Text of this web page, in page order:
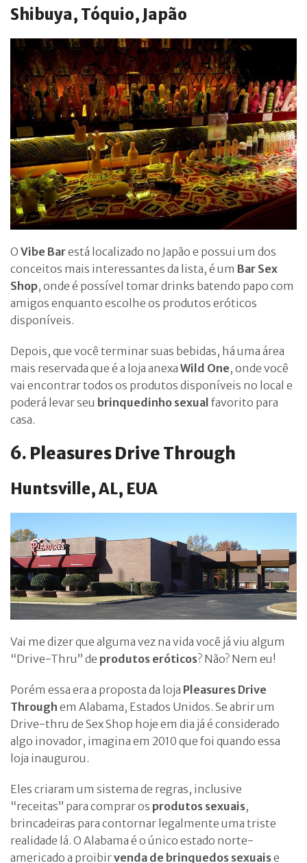
Shibuya, Tóquio, Japão
O Vibe Barestá localizado no Japão e possui um dos
conceitos mais interessantes da lista, é um Bar Sex
Shop, onde é possível tomar drinks batendo papo com
amigos enquanto escolhe os produtos eróticos
disponíveis.
Depois, que você terminar suas bebidas, há uma área
mais reservada que é a loja anexa Wild One, onde você
vai encontrar todos os produtos disponíveis no local e
poderá levar seu brinquedinho sexual favorito para
casa.
6. Pleasures Drive Through
Huntsville, AL, EUA
Vai me dizer que alguma vez na vida você já viu algum
“Drive-Thru” de produtos eróticos? Não? Nem eu!
Porém essa era a proposta da loja Pleasures Drive
Through em Alabama, Estados Unidos. Se abrir um
Drive-thru de Sex Shop hoje em dia já é considerado
algo inovador, imagina em 2010 que foi quando essa
loja inaugurou.
Eles criaram um sistema de regras, inclusive
“receitas” para comprar os produtos sexuais,
brincadeiras para contornar legalmente uma triste
realidade lá. O Alabama é o único estado norte-
americado a proibirvenda de brinquedos sexuaise